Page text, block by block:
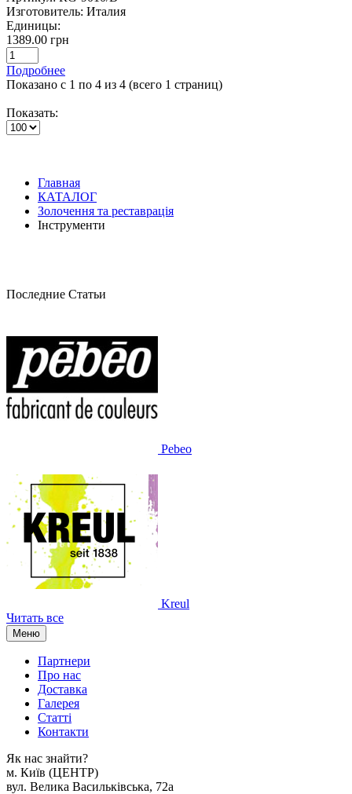
Изготовитель: Италия
Единицы:
1389.00 грн
Подробнее
Показано с 1 по 4 из 4 (всего 1 страниц)
Показать:
Главная
КАТАЛОГ
Золочення та реставрація
Інструменти
Последние Статьи
Pebeo
Kreul
Читать все
Меню
Партнери
Про нас
Доставка
Галерея
Статтi
Контакти
Як наc знайти?
м. Киïв (ЦЕНТР)
вул. Велика Васильківська, 72а